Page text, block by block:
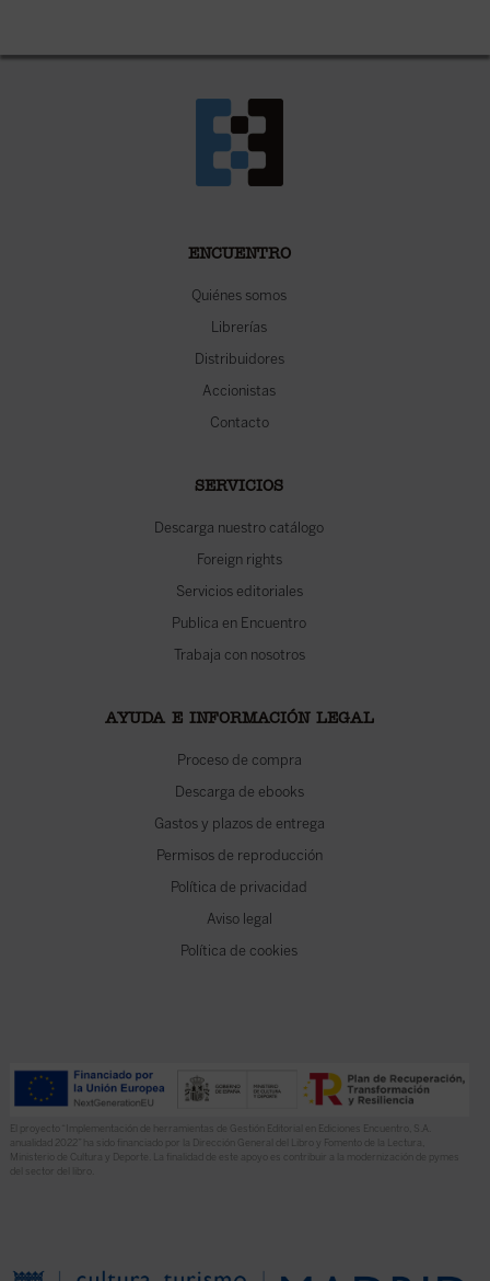
ENCUENTRO
Quiénes somos
Librerías
Distribuidores
Accionistas
Contacto
SERVICIOS
Descarga nuestro catálogo
Foreign rights
Servicios editoriales
Publica en Encuentro
Trabaja con nosotros
AYUDA E INFORMACIÓN LEGAL
Proceso de compra
Descarga de ebooks
Gastos y plazos de entrega
Permisos de reproducción
Política de privacidad
Aviso legal
Política de cookies
El proyecto “Implementación de herramientas de Gestión Editorial en Ediciones Encuentro, S.A.
anualidad 2022” ha sido financiado por la Dirección General del Libro y Fomento de la Lectura,
Ministerio de Cultura y Deporte. La finalidad de este apoyo es contribuir a la modernización de pymes
del sector del libro.